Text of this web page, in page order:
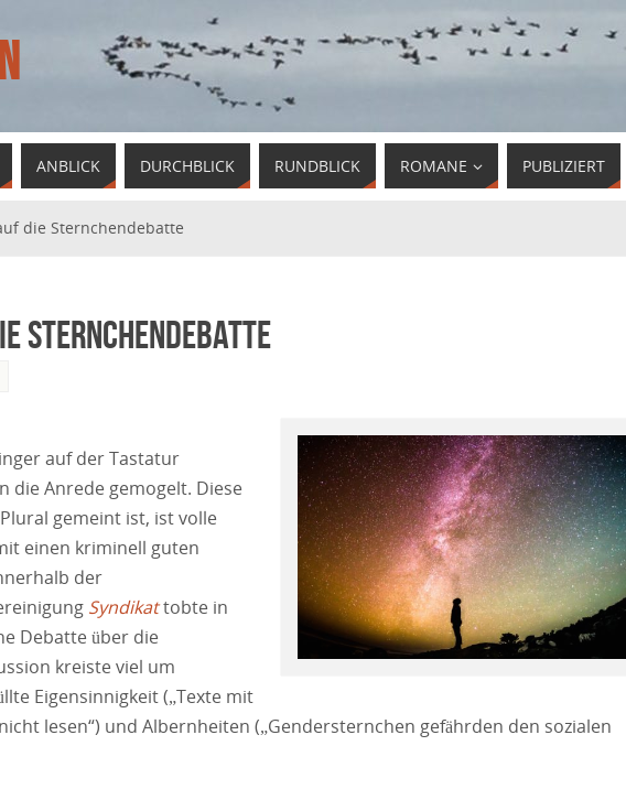
ANBLICK DURCHBLICK RUNDBLICK ROMANE PUBLIZIERT
die Sternchendebatte
Sternchendebatte
auf der Tastatur
die Anrede gemogelt. Diese
gemeint ist, ist volle
einen kriminell guten
der
Syndikattobte in
Debatte über die
kreiste viel um
Eigensinnigkeit („Texte mit
lesen“) und Albernheiten („Gendersternchen gefährden den sozialen